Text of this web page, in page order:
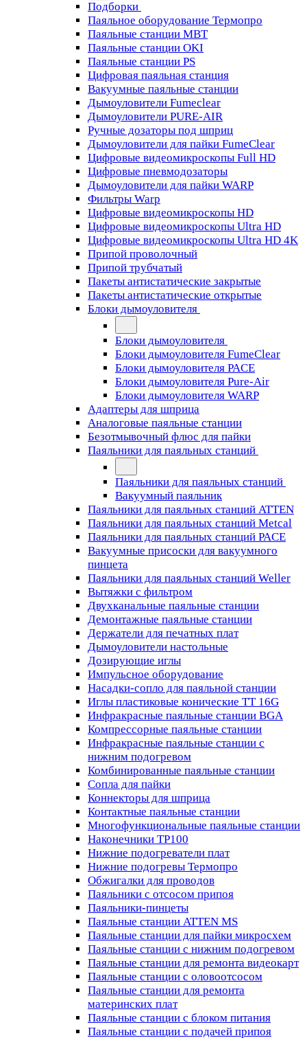
Подборки
Паяльное оборудование Термопро
Паяльные станции MBT
Паяльные станции OKI
Паяльные станции PS
Цифровая паяльная станция
Вакуумные паяльные станции
Дымоуловители Fumeclear
Дымоуловители PURE-AIR
Ручные дозаторы под шприц
Дымоуловители для пайки FumeClear
Цифровые видеомикроскопы Full HD
Цифровые пневмодозаторы
Дымоуловители для пайки WARP
Фильтры Warp
Цифровые видеомикроскопы HD
Цифровые видеомикроскопы Ultra HD
Цифровые видеомикроскопы Ultra HD 4K
Припой проволочный
Припой трубчатый
Пакеты антистатические закрытые
Пакеты антистатические открытые
Блоки дымоуловителя
Блоки дымоуловителя
Блоки дымоуловителя FumeClear
Блоки дымоуловителя PACE
Блоки дымоуловителя Pure-Air
Блоки дымоуловителя WARP
Адаптеры для шприца
Аналоговые паяльные станции
Безотмывочный флюс для пайки
Паяльники для паяльных станций
Паяльники для паяльных станций
Вакуумный паяльник
Паяльники для паяльных станций ATTEN
Паяльники для паяльных станций Metcal
Паяльники для паяльных станций PACE
Вакуумные присоски для вакуумного
пинцета
Паяльники для паяльных станций Weller
Вытяжки с фильтром
Двухканальные паяльные станции
Демонтажные паяльные станции
Держатели для печатных плат
Дымоуловители настольные
Дозирующие иглы
Импульсное оборудование
Насадки-сопло для паяльной станции
Иглы пластиковые конические TT 16G
Инфракрасные паяльные станции BGA
Компрессорные паяльные станции
Инфракрасные паяльные станции с
нижним подогревом
Комбинированные паяльные станции
Сопла для пайки
Коннекторы для шприца
Контактные паяльные станции
Многофункциональные паяльные станции
Наконечники TP100
Нижние подогреватели плат
Нижние подогревы Термопро
Обжигалки для проводов
Паяльники с отсосом припоя
Паяльники-пинцеты
Паяльные станции ATTEN MS
Паяльные станции для пайки микросхем
Паяльные станции с нижним подогревом
Паяльные станции для ремонта видеокарт
Паяльные станции с оловоотсосом
Паяльные станции для ремонта
материнских плат
Паяльные станции с блоком питания
Паяльные станции с подачей припоя